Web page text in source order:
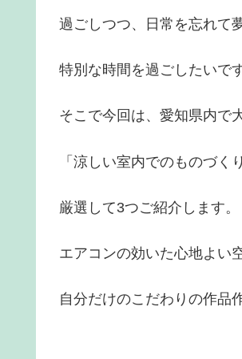
過ごしつつ、日常を忘れて
特別な時間を過ごしたいで
そこで今回は、愛知県内で
「涼しい室内でのものづく
厳選して3つご紹介します。
エアコンの効いた心地よい
自分だけのこだわりの作品